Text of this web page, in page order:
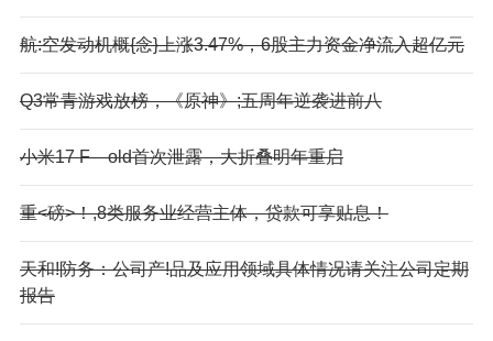
航:空发动机概{念}上涨3.47%，6股主力资金净流入超亿元
Q3常青游戏放榜，《原神》;五周年逆袭进前八
小米17 F—old首次泄露，大折叠明年重启
重<磅>！,8类服务业经营主体，贷款可享贴息！
天和!防务：公司产!品及应用领域具体情况请关注公司定期
报告